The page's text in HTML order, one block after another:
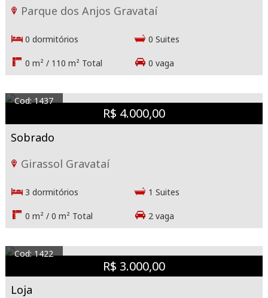
Parque dos Anjos Gravataí
0 dormitórios 0 Suites
0 m² / 110 m² Total 0 vaga
Cod: 1437
R$ 4.000,00
Sobrado
Girassol Gravataí
3 dormitórios 1 Suites
0 m² / 0 m² Total 2 vaga
Cod: 1422
R$ 3.000,00
Loja